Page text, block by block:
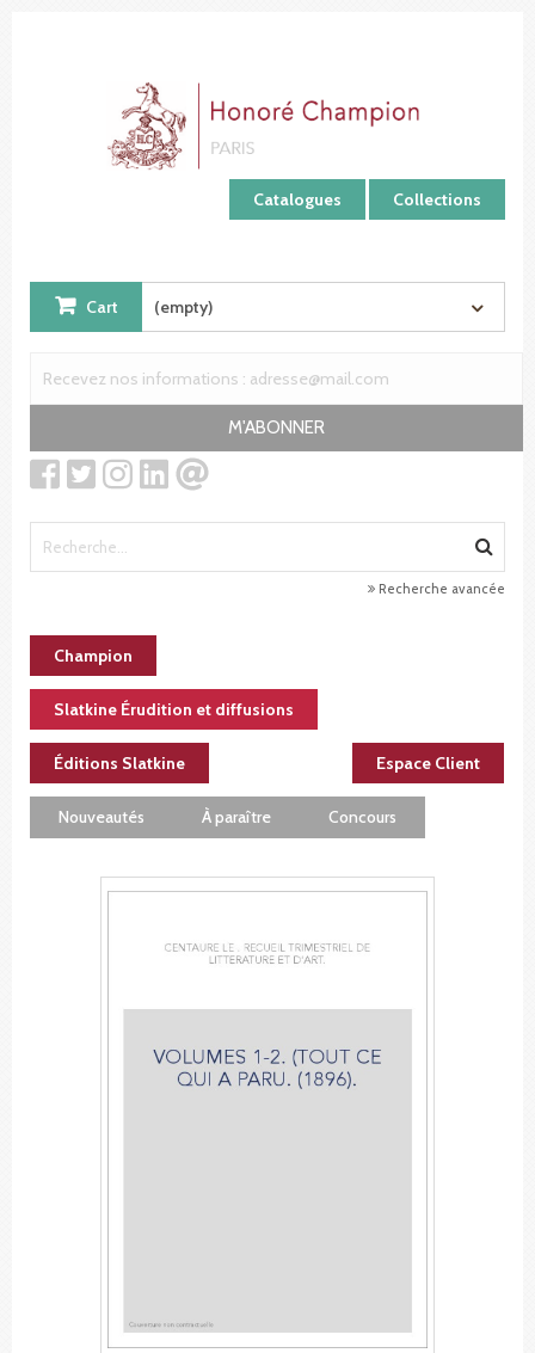
Catalogues Collections
Cart (empty)
M'ABONNER
Recherche avancée
Champion
Slatkine Érudition et diffusions
Éditions Slatkine Espace Client
Nouveautés À paraître Concours